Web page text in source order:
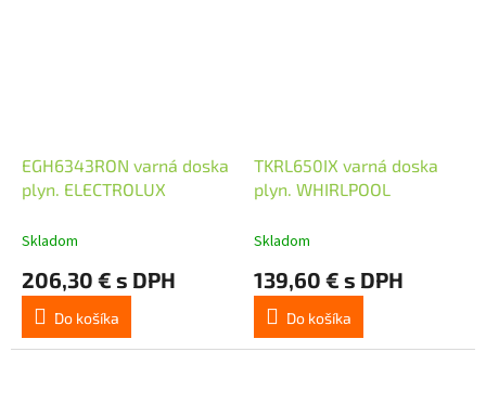
EGH6343RON varná doska
plyn. ELECTROLUX
Skladom
206,30 € s DPH
Do košíka
TKRL650IX varná doska
plyn. WHIRLPOOL
Skladom
139,60 € s DPH
Do košíka